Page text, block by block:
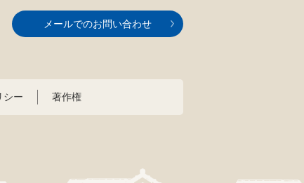
メールでのお問い合わせ
シー 著作権